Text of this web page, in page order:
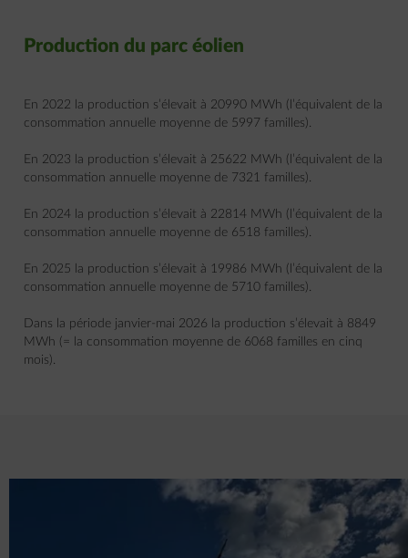
Production du parc éolien
En 2022 la production s’élevait à 20990 MWh (l’équivalent de la
consommation annuelle moyenne de 5997 familles).
En 2023 la production s’élevait à 25622 MWh (l’équivalent de la
consommation annuelle moyenne de 7321 familles).
En 2024 la production s’élevait à 22814 MWh (l’équivalent de la
consommation annuelle moyenne de 6518 familles).
En 2025 la production s’élevait à 19986 MWh (l’équivalent de la
consommation annuelle moyenne de 5710 familles).
Dans la période janvier-mai 2026 la production s’élevait à 8849
MWh (= la consommation moyenne de 6068 familles en cinq
mois).